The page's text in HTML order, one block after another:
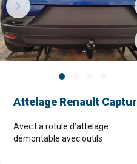
Attelage Renault Captur
Avec La rotule d’attelage
démontable avec outils